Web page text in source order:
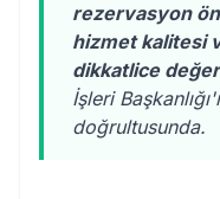
rezervasyon
hizmet kalitesi
dikkatlice
İşleri
doğrultusunda.